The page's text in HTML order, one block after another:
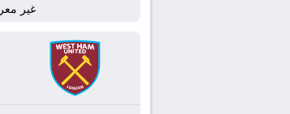
غير